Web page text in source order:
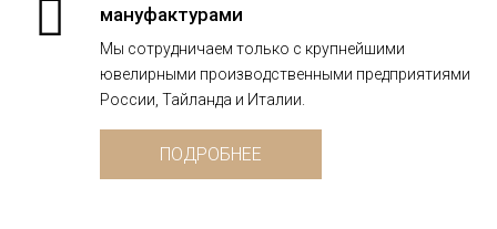
мануфактурами
Мы сотрудничаем только с крупнейшими
ювелирными производственными предприятиями
России, Тайланда и Италии.
ПОДРОБНЕЕ